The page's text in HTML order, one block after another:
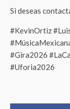
Si deseas
#KevinOrtiz
#Gira2026
#Uforia2026